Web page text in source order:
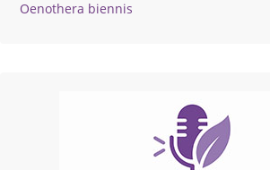
Oenothera biennis